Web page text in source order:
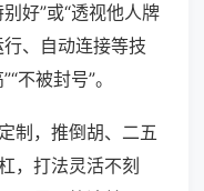
好”或“透视他人牌
、自动连接等技
不被封号”。
制，推倒胡、二五
，打法灵活不刻